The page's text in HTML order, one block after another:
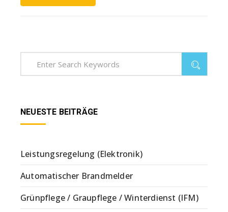
NEUESTE BEITRÄGE
Leistungsregelung (Elektronik)
Automatischer Brandmelder
Grünpflege / Graupflege / Winterdienst (IFM)